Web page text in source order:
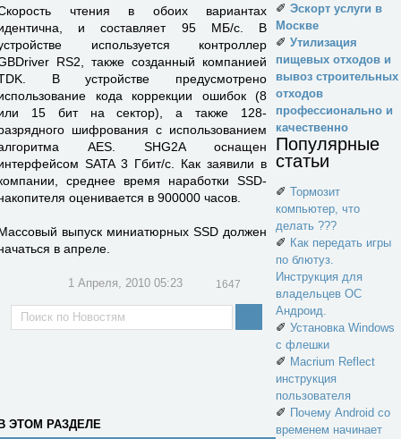
чтения в обоих вариантах
и составляет 95 МБ/с. В
используется контроллер
RS2, также созданный компанией
В устройстве предусмотрено
кода коррекции ошибок (8
15 бит на сектор), а также 128-
шифрования с использованием
AES. SHG2A оснащен
SATA 3 Гбит/с. Как заявили в
среднее время наработки SSD-
оценивается в 900000 часов.
выпуск миниатюрных SSD должен
в апреле.
1 Апреля, 2010 05:23 1647
ЭТОМ РАЗДЕЛЕ
✐ Эскорт услуги в
Москве
✐ Утилизация
пищевых отходов и
вывоз строительных
отходов
профессионально и
качественно
Популярные
статьи
✐ Тормозит
компьютер, что
делать ???
✐ Как передать игры
по блютуз.
Инструкция для
владельцев ОС
Андроид.
✐ Установка Windows
с флешки
✐ Macrium Reflect
инструкция
пользователя
✐ Почему Android со
временем начинает